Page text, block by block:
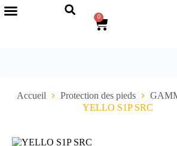
0
Accueil Protection des pieds
YELLO S1P SRC